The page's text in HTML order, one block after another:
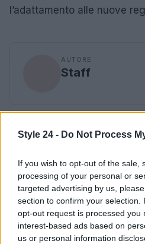
Style 24 - Do Not Process
If you wish to opt-out of the sale,
processing of your personal or
targeted advertising by us,
section to confirm your selection.
opt-out request is processed you
interest-based ads based on
us or personal information
l’adattamento alle nuove
AUTORE
Staff